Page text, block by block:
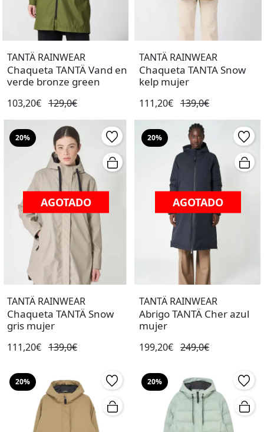
TANTÄ RAINWEAR
Chaqueta TANTÄ Vand en
verde bronze green
103,20€ 129,0€
TANTÄ RAINWEAR
Chaqueta TANTA Snow
kelp mujer
111,20€ 139,0€
20%
AGOTADO
TANTÄ RAINWEAR
Chaqueta TANTÄ Snow
gris mujer
111,20€ 139,0€
20%
AGOTADO
TANTÄ RAINWEAR
Abrigo TANTÄ Cher azul
mujer
199,20€ 249,0€
20% 20%